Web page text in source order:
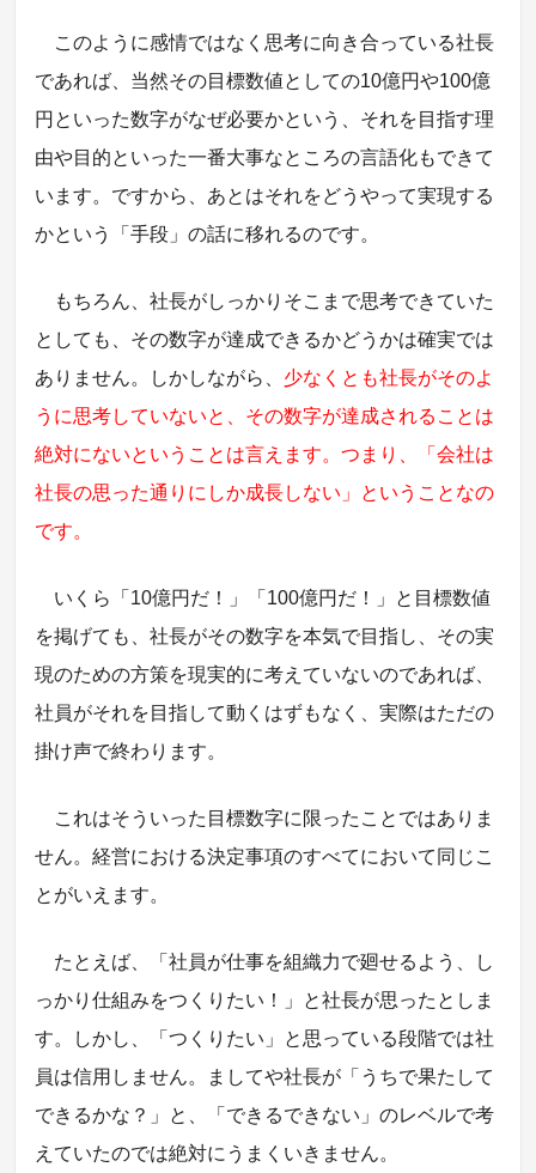
このように感情ではなく思考に向き合っている社長
であれば、当然その目標数値としての10億円や100億
円といった数字がなぜ必要かという、それを目指す理
由や目的といった一番大事なところの言語化もできて
います。ですから、あとはそれをどうやって実現する
かという「手段」の話に移れるのです。
もちろん、社長がしっかりそこまで思考できていた
としても、その数字が達成できるかどうかは確実では
ありません。しかしながら、 少なくとも社長がそのよ
うに思考していないと、その数字が達成されることは
絶対にないということは言えます。つまり、「会社は
社長の思った通りにしか成長しない」ということなの
です。
いくら「10億円だ！」「100億円だ！」と目標数値
を掲げても、社長がその数字を本気で目指し、その実
現のための方策を現実的に考えていないのであれば、
社員がそれを目指して動くはずもなく、実際はただの
掛け声で終わります。
これはそういった目標数字に限ったことではありま
せん。経営における決定事項のすべてにおいて同じこ
とがいえます。
たとえば、「社員が仕事を組織力で廻せるよう、し
っかり仕組みをつくりたい！」と社長が思ったとしま
す。しかし、「つくりたい」と思っている段階では社
員は信用しません。ましてや社長が「うちで果たして
できるかな？」と、「できるできない」のレベルで考
えていたのでは絶対にうまくいきません。